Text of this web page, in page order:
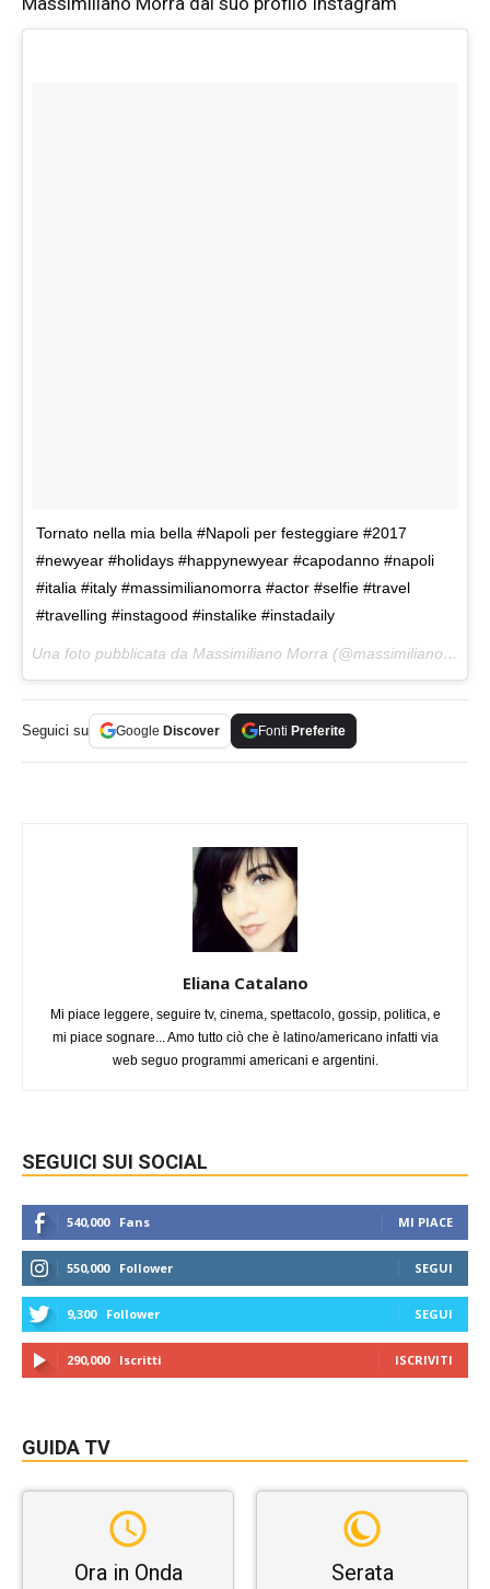
Tornato nella mia bella #Napoli per festeggiare #2017
#newyear #holidays #happynewyear #capodanno #napoli
#italia #italy #massimilianomorra #actor #selfie #travel
#travelling #instagood #instalike #instadaily
Una foto pubblicata da Massimiliano Morra (@massimilianomorra_official) in data:
Seguici su Google Discover Fonti Preferite
Eliana Catalano
Mi piace leggere, seguire tv, cinema, spettacolo, gossip, politica, e
mi piace sognare... Amo tutto ciò che è latino/americano infatti via
web seguo programmi americani e argentini.
SEGUICI SUI SOCIAL
540,000 Fans MI PIACE
550,000 Follower SEGUI
9,300 Follower SEGUI
290,000 Iscritti ISCRIVITI
GUIDA TV
Ora in Onda Serata